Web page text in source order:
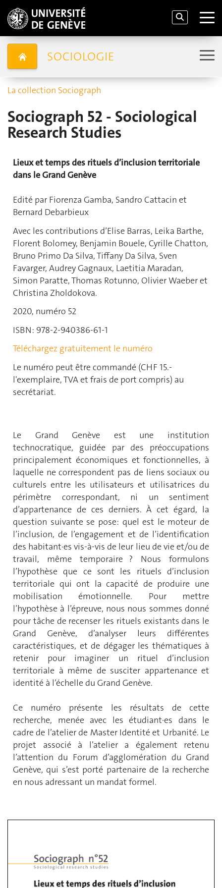
SOCIOLOGIE
La collection Sociograph
Sociograph 52 - Sociological
Research Studies
Lieux et temps des rituels d’inclusion territoriale
dans le Grand Genève
Edité par Fiorenza Gamba, Sandro Cattacin et
Bernard Debarbieux
Avec les contributions d’Elise Barras, Leika Barthe,
Florent Bolomey, Benjamin Bouele, Cyrille Chatton,
Bruno Primo Da Silva, Tiffany Da Silva, Sven
Favarger, Audrey Gagnaux, Laetitia Maradan,
Simon Paratte, Thomas Rotunno, Olivier Waeber et
Christina Zholdokova.
2020, numéro 52
ISBN: 978-2-940386-61-1
Téléchargez gratuitement le numéro
Le numéro peut être commandé (CHF 15.-
l'exemplaire, TVA et frais de port compris) au
secrétariat.
Le Grand Genève est une institution
technocratique, guidée par des préoccupations
principalement économiques et fonctionnelles, à
laquelle ne correspondent pas de liens sociaux ou
culturels entre les utilisateurs et utilisatrices du
périmètre correspondant, ni un sentiment
d’appartenance de ces derniers. À cet égard, la
question suivante se pose: quel est le moteur de
l’inclusion, de l’engagement et de l’identification
des habitant·es vis-à-vis de leur lieu de vie et/ou de
travail, même temporaire ? Nous formulons
l’hypothèse que ce sont les rituels d’inclusion
territoriale qui ont la capacité de produire une
mobilisation émotionnelle. Pour mettre
l’hypothèse à l’épreuve, nous nous sommes donné
pour tâche de recenser les rituels existants dans le
Grand Genève, d’analyser leurs différentes
caractéristiques, et de dégager les thématiques à
retenir pour imaginer un rituel d’inclusion
territoriale à même de susciter appartenance et
identité à l’échelle du Grand Genève.
Ce numéro présente les résultats de cette
recherche, menée avec les étudiant·es dans le
cadre de l’atelier de Master Identité et Urbanité. Le
projet associé à l’atelier a également retenu
l’attention du Forum d’agglomération du Grand
Genève, qui s’est porté partenaire de la recherche
en nous adressant un mandat formel.